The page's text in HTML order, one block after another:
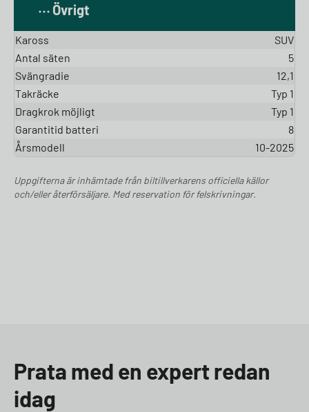
Övrigt
Kaross
SUV
Antal säten
5
Svängradie
12,1
Takräcke
Typ 1
Dragkrok möjligt
Typ 1
Garantitid batteri
8
Årsmodell
10-2025
Uppgifterna är inhämtade från biltillverkarens officiella källor
och/eller återförsäljare. Med reservation för felskrivningar.
Prata med en expert redan
idag